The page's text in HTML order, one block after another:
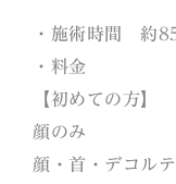
・施術時間 約
・料金
【初めての方】
顔のみ
顔・首・デコ